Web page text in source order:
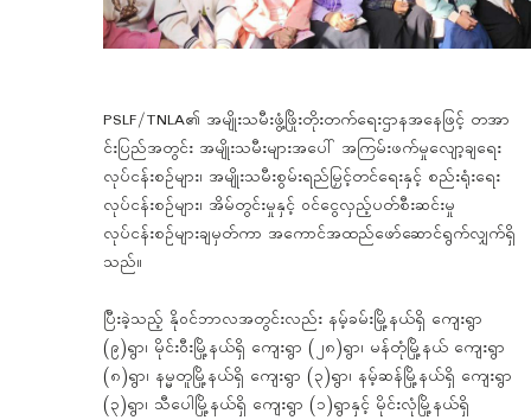
PSLF/TNLA၏ အမျိုးသမီးဖွံ့ဖြိုးတိုးတက်ရေးဌာနအနေဖြင့် တအာ
င်းပြည်အတွင်း အမျိုးသမီးများအပေါ် အကြမ်းဖက်မှုလျော့ချရေး
လုပ်ငန်းစဉ်များ၊ အမျိုးသမီးစွမ်းရည်မြှင့်တင်ရေးနှင့် စည်းရုံးရေး
လုပ်ငန်းစဉ်များ၊ အိမ်တွင်းမှုနှင့် ဝင်ငွေလှည့်ပတ်စီးဆင်းမှု
လုပ်ငန်းစဉ်များချမှတ်ကာ အကောင်အထည်ဖော်ဆောင်ရွက်လျှက်ရှိ
သည်။
ပြီးခဲ့သည့် နိုဝင်ဘာလအတွင်းလည်း နမ့်ခမ်းမြို့နယ်ရှိ ကျေးရွာ
(၉)ရွာ၊ မိုင်းဝီးမြို့နယ်ရှိ ကျေးရွာ (၂၈)ရွာ၊ မန်တုံမြို့နယ် ကျေးရွာ
(၈)ရွာ၊ နမ္မတူမြို့နယ်ရှိ ကျေးရွာ (၃)ရွာ၊ နမ့်ဆန်မြို့နယ်ရှိ ကျေးရွာ
(၃)ရွာ၊ သီပေါမြို့နယ်ရှိ ကျေးရွာ (၁)ရွာနှင့် မိုင်းလုံမြို့နယ်ရှိ